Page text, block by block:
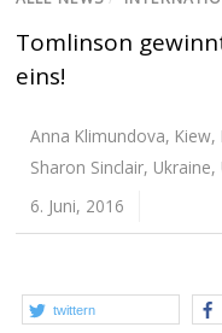
Tomlinson
eins!
Anna Klimundova, Kiew,
Sharon Sinclair, Ukraine,
6. Juni, 2016
twittern